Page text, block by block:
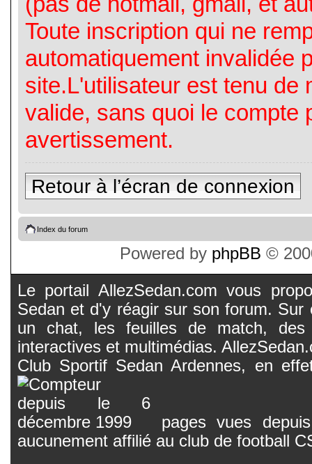
Toute inscription qui ne
automatiquement invalidée
site.L'utilisateur est tenu de
valide, sans quoi le compte
avertissement.
Retour à l’écran de connexion
Index du forum
Powered by phpBB ©
Le portail AllezSedan.com vous
Sedan et d'y réagir sur son forum.
un chat, les feuilles de match, des
interactives et multimédias.
Club Sportif Sedan Ardennes, en
pages vues
aucunement affilié au club de football